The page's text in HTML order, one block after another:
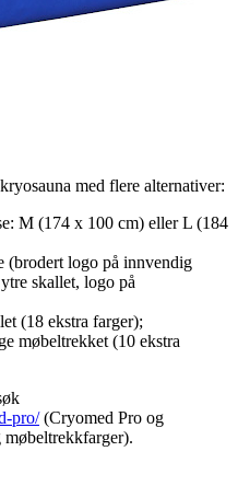
med flere alternativer:
M (174 x 100 cm) eller L (184
(brodert logo på innvendig
skallet, logo på
(18 ekstra farger);
møbeltrekket (10 ekstra
pro/(Cryomed Pro og